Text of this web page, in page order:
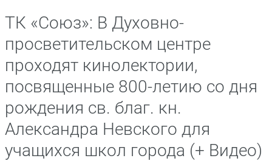
ТК «Союз»: В Духовно-
просветительском центре
проходят кинолектории,
посвященные 800-летию со дня
рождения св. благ. кн.
Александра Невского для
учащихся школ города (+ Видео)